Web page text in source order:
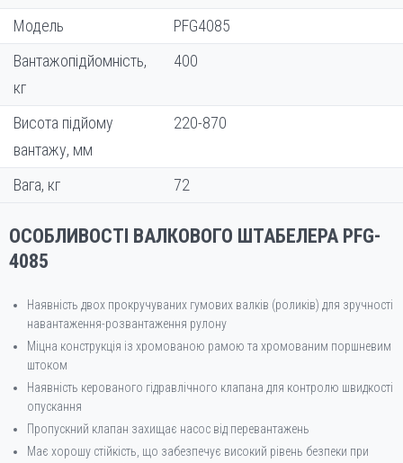
Lift
PFG4085
кількість
Модель
PFG4085
Вантажопідйомність,
кг
400
Висота підйому
вантажу, мм
220-870
Вага, кг 72
ОСОБЛИВОСТІ ВАЛКОВОГО ШТАБЕЛЕРА PFG-
4085
Наявність двох прокручуваних гумових валків (роликів) для зручності
навантаження-розвантаження рулону
Міцна конструкція із хромованою рамою та хромованим поршневим
штоком
Наявність керованого гідравлічного клапана для контролю швидкості
опускання
Пропускний клапан захищає насос від перевантажень
Має хорошу стійкість, що забезпечує високий рівень безпеки при